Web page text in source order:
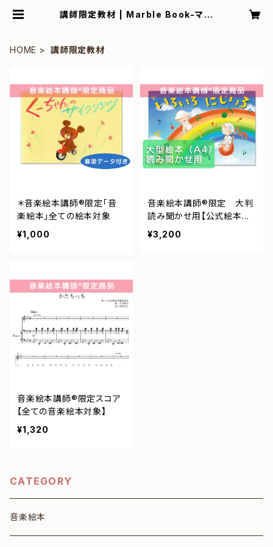
講師限定教材 | Marble Book-マー
HOME 講師限定教材
＊音楽絵本講師®︎限定「音
楽絵本」全ての絵本対象
¥1,000
音楽絵本講師®︎限定 大判
読み聞かせ用【公式絵本全
て対象】
¥3,200
音楽絵本講師®︎限定スコア
【全ての音楽絵本対象】
¥1,320
CATEGORY
音楽絵本